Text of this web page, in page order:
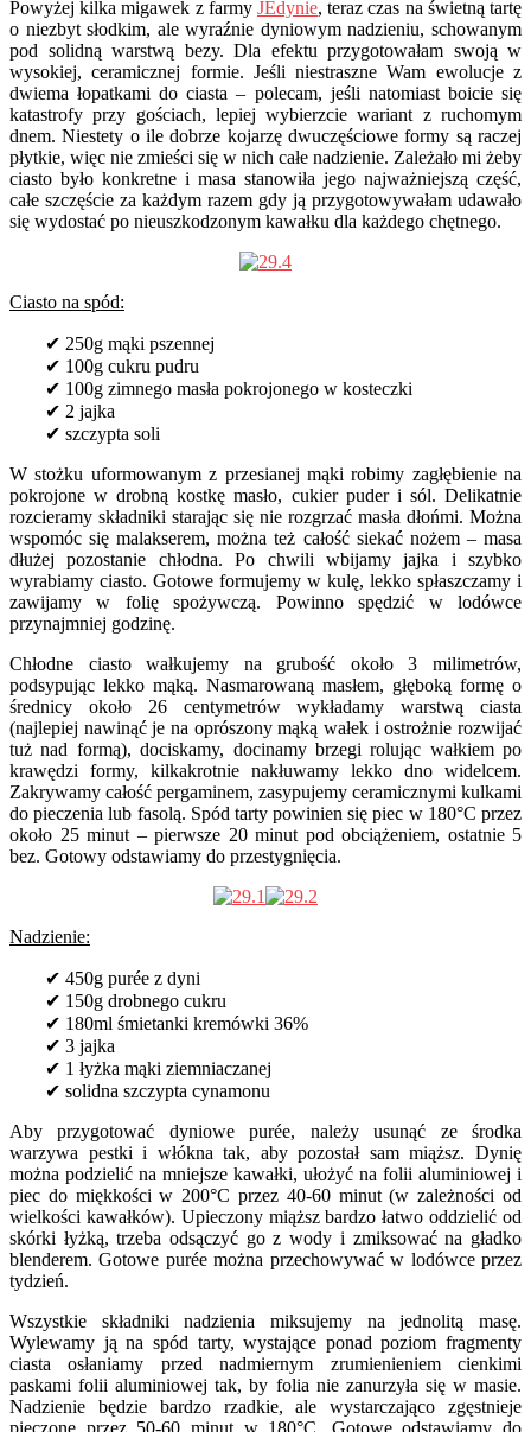
Powyżej kilka migawek z farmy JEdynie, teraz czas na świetną tartę
o niezbyt słodkim, ale wyraźnie dyniowym nadzieniu, schowanym
pod solidną warstwą bezy. Dla efektu przygotowałam swoją w
wysokiej, ceramicznej formie. Jeśli niestraszne Wam ewolucje z
dwiema łopatkami do ciasta – polecam, jeśli natomiast boicie się
katastrofy przy gościach, lepiej wybierzcie wariant z ruchomym
dnem. Niestety o ile dobrze kojarzę dwuczęściowe formy są raczej
płytkie, więc nie zmieści się w nich całe nadzienie. Zależało mi żeby
ciasto było konkretne i masa stanowiła jego najważniejszą część,
całe szczęście za każdym razem gdy ją przygotowywałam udawało
się wydostać po nieuszkodzonym kawałku dla każdego chętnego.
Ciasto na spód:
✔ 250g mąki pszennej
✔ 100g cukru pudru
✔ 100g zimnego masła pokrojonego w kosteczki
✔ 2 jajka
✔ szczypta soli
W stożku uformowanym z przesianej mąki robimy zagłębienie na
pokrojone w drobną kostkę masło, cukier puder i sól. Delikatnie
rozcieramy składniki starając się nie rozgrzać masła dłońmi. Można
wspomóc się malakserem, można też całość siekać nożem – masa
dłużej pozostanie chłodna. Po chwili wbijamy jajka i szybko
wyrabiamy ciasto. Gotowe formujemy w kulę, lekko spłaszczamy i
zawijamy w folię spożywczą. Powinno spędzić w lodówce
przynajmniej godzinę.
Chłodne ciasto wałkujemy na grubość około 3 milimetrów,
podsypując lekko mąką. Nasmarowaną masłem, głęboką formę o
średnicy około 26 centymetrów wykładamy warstwą ciasta
(najlepiej nawinąć je na oprószony mąką wałek i ostrożnie rozwijać
tuż nad formą), dociskamy, docinamy brzegi rolując wałkiem po
krawędzi formy, kilkakrotnie nakłuwamy lekko dno widelcem.
Zakrywamy całość pergaminem, zasypujemy ceramicznymi kulkami
do pieczenia lub fasolą. Spód tarty powinien się piec w 180°C przez
około 25 minut – pierwsze 20 minut pod obciążeniem, ostatnie 5
bez. Gotowy odstawiamy do przestygnięcia.
Nadzienie:
✔ 450g purée z dyni
✔ 150g drobnego cukru
✔ 180ml śmietanki kremówki 36%
✔ 3 jajka
✔ 1 łyżka mąki ziemniaczanej
✔ solidna szczypta cynamonu
Aby przygotować dyniowe purée, należy usunąć ze środka
warzywa pestki i włókna tak, aby pozostał sam miąższ. Dynię
można podzielić na mniejsze kawałki, ułożyć na folii aluminiowej i
piec do miękkości w 200°C przez 40-60 minut (w zależności od
wielkości kawałków). Upieczony miąższ bardzo łatwo oddzielić od
skórki łyżką, trzeba odsączyć go z wody i zmiksować na gładko
blenderem. Gotowe purée można przechowywać w lodówce przez
tydzień.
Wszystkie składniki nadzienia miksujemy na jednolitą masę.
Wylewamy ją na spód tarty, wystające ponad poziom fragmenty
ciasta osłaniamy przed nadmiernym zrumienieniem cienkimi
paskami folii aluminiowej tak, by folia nie zanurzyła się w masie.
Nadzienie będzie bardzo rzadkie, ale wystarczająco zgęstnieje
pieczone przez 50-60 minut w 180°C. Gotowe odstawiamy do